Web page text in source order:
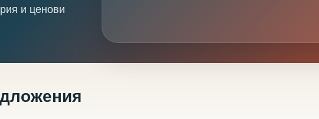
и ценови